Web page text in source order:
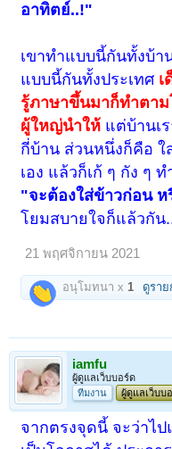
อาทิตย์..!"
เขาทำแบบนี้กันทั้งบ้
แบบนี้กันทั้งประเทศ เ
รู้ภาษาขึ้นมาก็ทำตาม
ผู้ใหญ่นำให้ แต่บ้านเ
กี่บ้าน ส่วนหนึ่งก็คือ ใ
เอง แล้วก็เก้ ๆ กัง ๆ
"จะต้องใส่ข้าวก่อน
โยมสบายใจก็แล้วกัน
21 พฤศจิกายน 2021
อนุโมทนา x1 ดูราย
iamfu
ผู้ดูแลเว็บบอร์ด
ทีมงาน
ผู้ดูแลเว็บบ
จากตรงจุดนี้ จะว่าไ